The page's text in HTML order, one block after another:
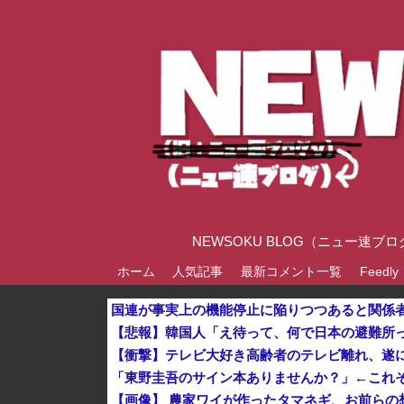
NEWSOKU BLOG（ニュー速ブ
ホーム 人気記事 最新コメント一覧 Feedly
【衝撃】テレビ大好き高齢者のテレビ離れ、
【画像】 農家ワイが作ったタマネギ、お前ら